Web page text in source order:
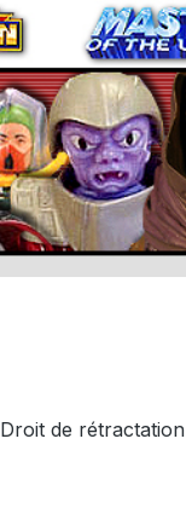
Droit de rétractation